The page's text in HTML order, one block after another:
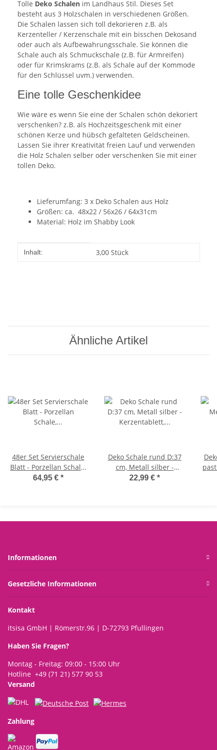
Tolle Deko Schalen im Landhaus Stil. Dieses Set
besteht aus 3 Holzschalen in verschiedenen Größen.
Die Schalen lassen sich toll dekorieren z.B. als
Kerzenteller / Kerzenschale mit ein bisschen Dekosand
oder auch als Aufbewahrungsschale. Sie können die
Schale auch als Schmuckschale (z.B. für Armreifen)
oder für Krimskrams (z.B. als Schale auf der Kommode
für den Schlüssel uvm.) verwenden.
Eine tolle Geschenkidee
Wie wäre es wenn Sie eine der Schalen schön dekoriert
verschenken? z.B. als Hochzeitsgeschenk mit einer
schönen Kerze und hübsch gefalteten Geldscheinen.
Lassen Sie ihrer Kreativität freien Lauf und verwenden
die Holz Schalen selber oder verschenken Sie mit einer
tollen Deko.
Lieferumfang: 3 x Deko Schalen aus Holz
Größen: ca. 48x22 / 56x26 / 64x31cm
Material: Holz im Shabby Look
Produkteigenschaft
Wert
Inhalt: 3,00 Stück
Ähnliche Artikel
48er Set Servierschale
Blatt - Porzellan Schale,
Dipschale,
64,95 € *
Deko Schale rund D:37
cm, Metall silber -
Kerzentablett,
22,99 € *
Informationen
Gesetzliche Informationen
Kontakt
itsisa GmbH | Römerstr.96 | D-72793 Pfullingen
Haben Sie Fragen?
Montag - Freitag: 09:00 - 15:00 Uhr
Hotline +49 (71 21) 577 90 53
Versand
Zahlung